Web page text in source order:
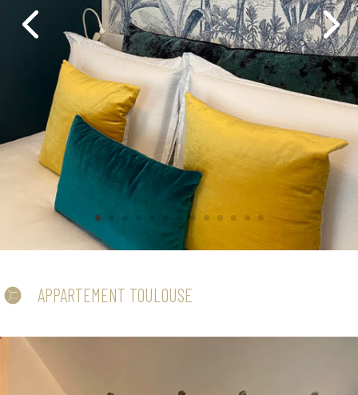
APPARTEMENT TOULOUSE